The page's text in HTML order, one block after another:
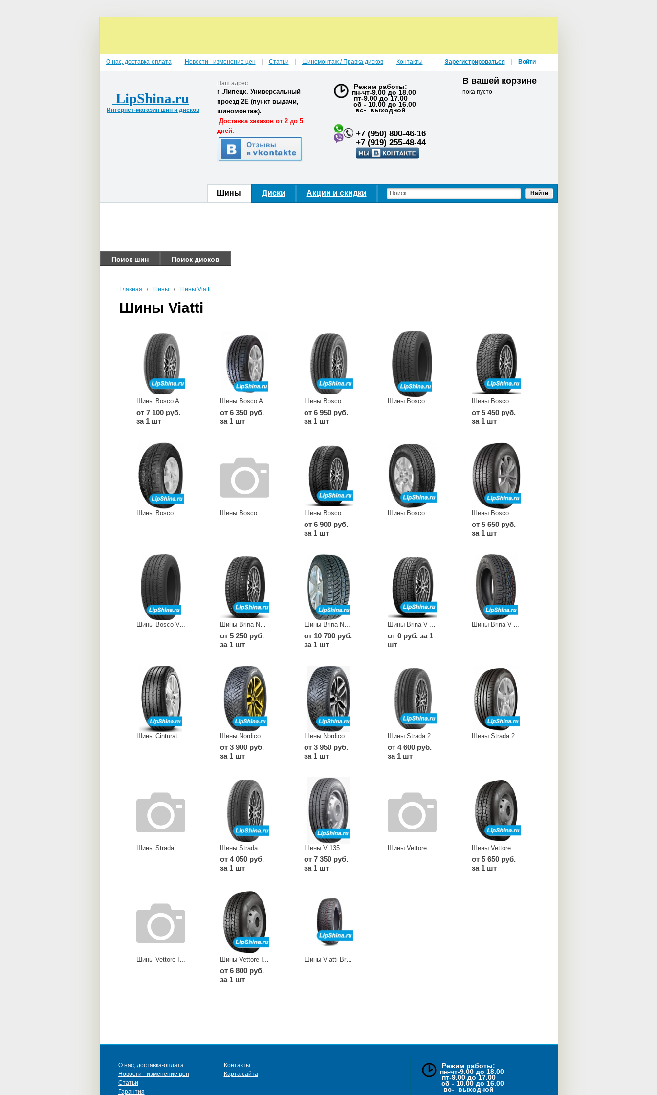
LipShina.ru
Интернет-магазин шин и дисков
Наш адрес:
г .Липецк. Универсальный
проезд 2Е (пункт выдачи,
шиномонтаж).
Доставка заказов от 2 до 5
дней.
Режим работы:
пн-чт-9.00 до 18.00
пт-9.00 до 17.00
сб - 10.00 до 16.00
вс- выходной
+7 (950) 800-46-16
+7 (919) 255-48-44
В вашей корзине
пока пусто
Шины Диски Акции и скидки Найти
О нас, доставка-оплата Новости - изменение цен Статьи Шиномонтаж / Правка дисков Контакты Зарегистрироваться Войти
Поиск шин Поиск дисков
Главная / Шины / Шины Viatti
Шины Viatti
Шины Bosco A/T V 237
от 7 100 руб.
за 1 шт
Шины Bosco A/T V-237
от 6 350 руб.
за 1 шт
Шины Bosco H/T V 238
от 6 950 руб.
за 1 шт
Шины Bosco H/T V-238 Шины Bosco Nordico V 523
от 5 450 руб.
за 1 шт
от 6 900 руб.
за 1 шт
от 5 650 руб.
за 1 шт
Шины Bosco V-238 Шины Brina Nordico V 522
от 5 250 руб.
за 1 шт
Шины Brina Nordico V-522
от 10 700 руб.
за 1 шт
Шины Brina V 521
от 0 руб. за 1
шт
Шины Brina V-521
Шины Cinturato P7 Шины Nordico 2 (V 528)
от 3 900 руб.
за 1 шт
Шины Nordico 2 V 528
от 3 950 руб.
за 1 шт
Шины Strada 2 V 134
от 4 600 руб.
за 1 шт
Шины Strada 2 V-134
от 4 050 руб.
за 1 шт
Шины V 135
от 7 350 руб.
за 1 шт
от 5 650 руб.
за 1 шт
Шины Vettore Inverno (V 524) Шины Vettore Inverno V 524
от 6 800 руб.
за 1 шт
Шины Viatti Brina Nordico V 522
О нас, доставка-оплата
Новости - изменение цен
Статьи
Гарантия
Контакты
Карта сайта
Режим работы:
пн-чт-9.00 до 18.00
пт-9.00 до 17.00
сб - 10.00 до 16.00
вс- выходной